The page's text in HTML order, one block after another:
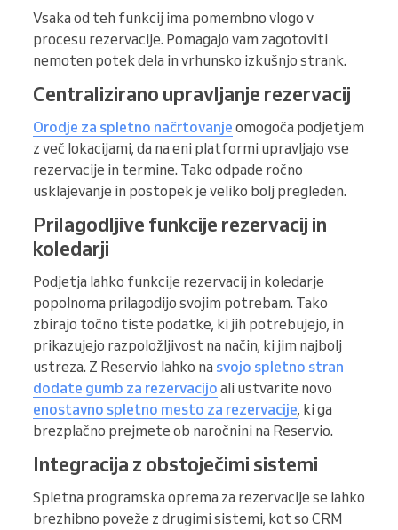
Vsaka od teh funkcij ima pomembno vlogo v
procesu rezervacije. Pomagajo vam zagotoviti
nemoten potek dela in vrhunsko izkušnjo strank.
Centralizirano upravljanje rezervacij
Orodje za spletno načrtovanje omogoča podjetjem
z več lokacijami, da na eni platformi upravljajo vse
rezervacije in termine. Tako odpade ročno
usklajevanje in postopek je veliko bolj pregleden.
Prilagodljive funkcije rezervacij in
koledarji
Podjetja lahko funkcije rezervacij in koledarje
popolnoma prilagodijo svojim potrebam. Tako
zbirajo točno tiste podatke, ki jih potrebujejo, in
prikazujejo razpoložljivost na način, ki jim najbolj
ustreza. Z Reservio lahko na svojo spletno stran
dodate gumb za rezervacijo ali ustvarite novo
enostavno spletno mesto za rezervacije, ki ga
brezplačno prejmete ob naročnini na Reservio.
Integracija z obstoječimi sistemi
Spletna programska oprema za rezervacije se lahko
brezhibno poveže z drugimi sistemi, kot so CRM